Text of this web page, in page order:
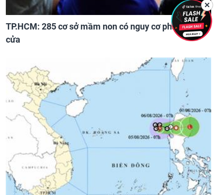
TP.HCM: 285 cơ sở mầm non có nguy cơ phải đóng
cửa
✕